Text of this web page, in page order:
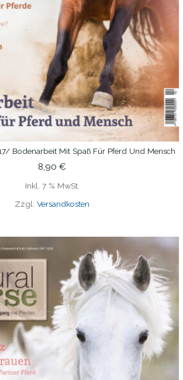
IN DEN WARENKORB
Bodenarbeit Mit Spaß Für Pferd Und Mensch
8,90 €
Inkl. 7 % MwSt.
Zzgl. Versandkosten